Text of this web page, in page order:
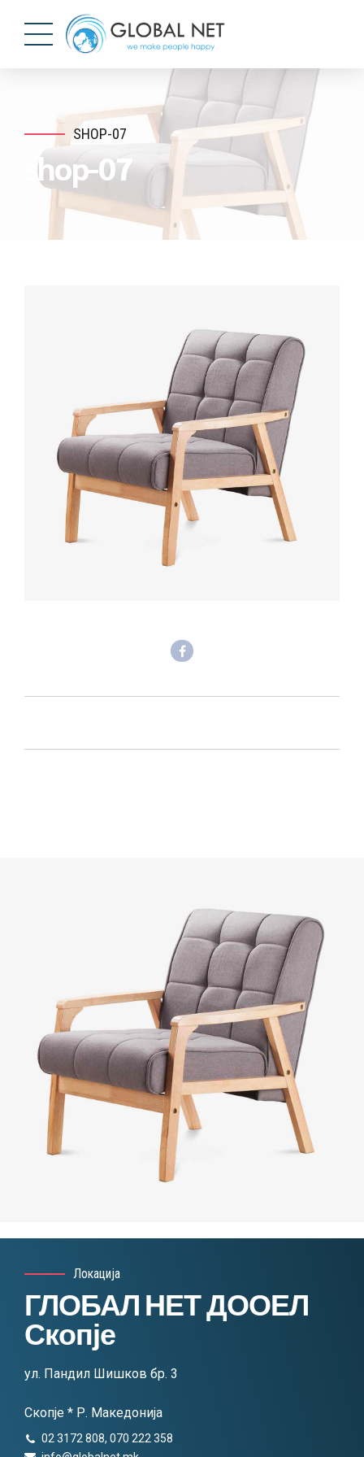
SHOP-07
shop-07
Локација
ГЛОБАЛ НЕТ ДООЕЛ
Скопје
ул. Пандил Шишков бр. 3
Скопје * Р. Македонија
02 3172 808, 070 222 358